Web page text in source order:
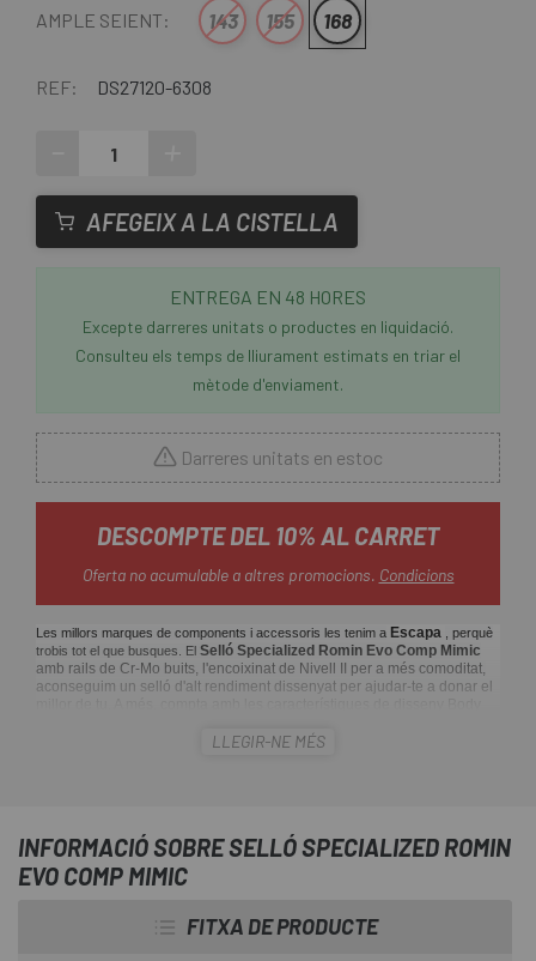
AMPLE SEIENT: 143 155 168
REF: DS27120-6308
AFEGEIX A LA CISTELLA
ENTREGA EN 48 HORES
Excepte darreres unitats o productes en liquidació.
Consulteu els temps de lliurament estimats en triar el
mètode d'enviament.
Darreres unitats en estoc
DESCOMPTE DEL 10% AL CARRET
Oferta no acumulable a altres promocions. Condicions
Les millors marques de components i accessoris les tenim a Escapa , perquè
trobis tot el que busques. El Selló Specialized Romin Evo Comp Mimic
amb rails de Cr-Mo buits, l'encoixinat de Nivell II per a més comoditat,
aconseguim un selló d'alt rendiment dissenyat per ajudar-te a donar el
segura de gaudir de comoditat superior durant tot el dia a qualsevol
LLEGIR-NE MÉS
INFORMACIÓ SOBRE SELLÓ SPECIALIZED ROMIN
EVO COMP MIMIC
FITXA DE PRODUCTE